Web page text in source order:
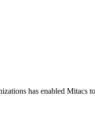
has enabled Mitacs